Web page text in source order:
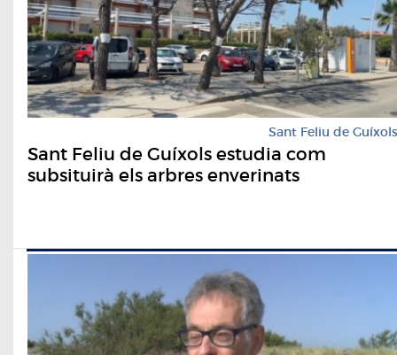
Sant Feliu de Guíxols
Sant Feliu de Guíxols estudia com
subsituirà els arbres enverinats